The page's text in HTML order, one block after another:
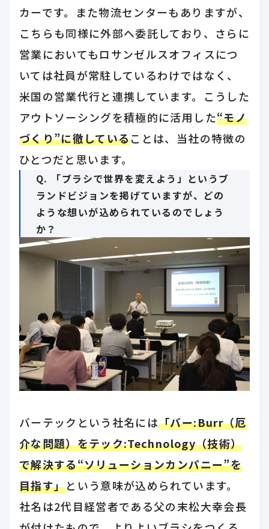
カーです。また物流センターもありますが、
こちらも同様に外部へ委託しており、さらに
営業においてもロサンゼルスオフィスにつ
いては社員が常駐しているわけではなく、
米国の営業代行と連携しています。こうした
アウトソーシングを積極的に活用した“モノ
づくり”に徹していることは、当社の特徴の
ひとつだと思います。
Q. 「ブラシで世界を変えよう」というブ
ランドビジョンを掲げていますが、どの
ような想いが込められているのでしょう
か？
バーテックという社名には「バー:Burr（厄
介な問題）をテック:Technology（技術）
で解決する“ソリューションカンパニー”を
目指す」という意味が込められています。
社名は2代目経営者である父の末松大幸会長